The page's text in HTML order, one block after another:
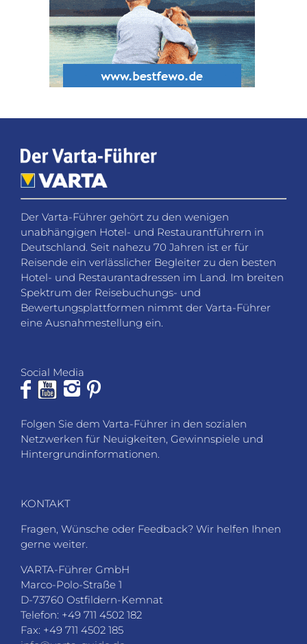
Der Varta-Führer gehört zu den wenigen
unabhängigen Hotel- und Restaurantführern in
Deutschland. Seit nahezu 70 Jahren ist er für
Reisende ein verlässlicher Begleiter zu den besten
Hotel- und Restaurantadressen im Land. Im breiten
Spektrum der Reisebuchungs- und
Bewertungsplattformen nimmt der Varta-Führer
eine Ausnahmestellung ein.
Social Media
Folgen Sie dem Varta-Führer in den sozialen
Netzwerken für Neuigkeiten, Gewinnspiele und
Hintergrundinformationen.
KONTAKT
Fragen, Wünsche oder Feedback? Wir helfen Ihnen
gerne weiter.
VARTA-Führer GmbH
Marco-Polo-Straße 1
D-73760 Ostfildern-Kemnat
Telefon: +49 711 4502 182
Fax: +49 711 4502 185